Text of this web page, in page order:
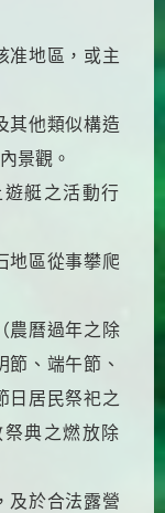
准地區，或主
其他類似構造
景觀。
艇之活動行
地區從事攀爬
農曆過年之除
節、端午節、
日居民祭祀之
典之燃放除
及於合法露營